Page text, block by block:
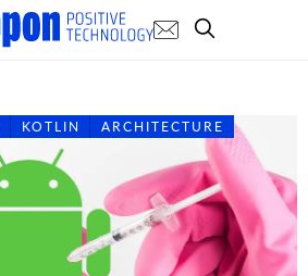
KOTLIN ARCHITECTURE